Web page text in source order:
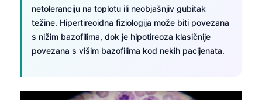
netoleranciju na toplotu ili neobjašnjiv gubitak
težine. Hipertireoidna fiziologija može biti povezana
s nižim bazofilima, dok je hipotireoza klasičnije
povezana s višim bazofilima kod nekih pacijenata.
ქართული
Русский
Lietuvių kalba